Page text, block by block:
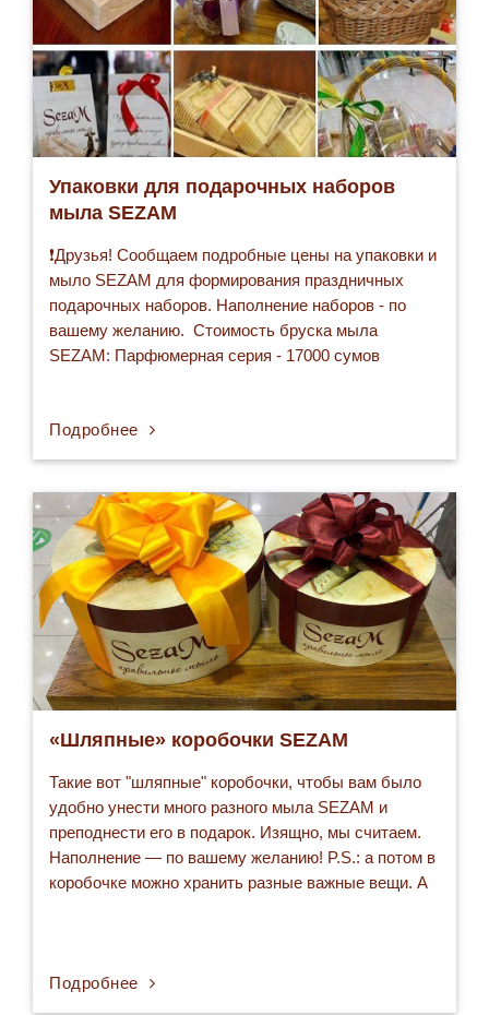
Упаковки для подарочных наборов
мыла SEZAM
❗Друзья! Сообщаем подробные цены на упаковки и
мыло SEZAM для формирования праздничных
подарочных наборов. Наполнение наборов - по
вашему желанию. Стоимость бруска мыла
SEZAM: Парфюмерная серия - 17000 сумов
Подробнее
«Шляпные» коробочки SEZAM
Такие вот "шляпные" коробочки, чтобы вам было
удобно унести много разного мыла SEZAM и
преподнести его в подарок. Изящно, мы считаем.
Наполнение — по вашему желанию! P.S.: а потом в
коробочке можно хранить разные важные вещи. А
Подробнее